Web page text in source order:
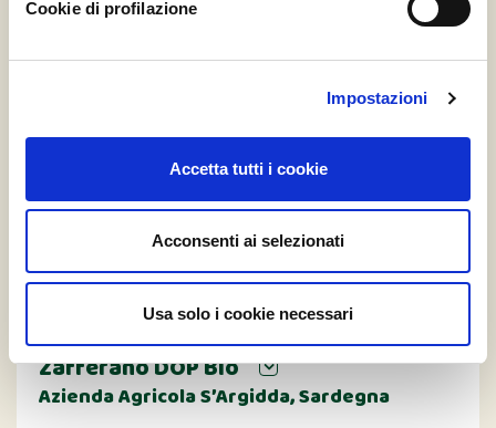
Cookie di profilazione
Impostazioni
Accetta tutti i cookie
Acconsenti ai selezionati
Usa solo i cookie necessari
Zafferano DOP Bio
Azienda Agricola S’Argidda, Sardegna